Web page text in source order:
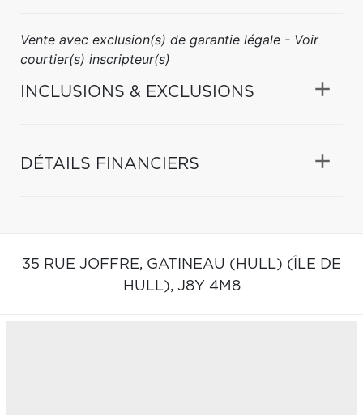
Vente avec exclusion(s) de garantie légale - Voir
courtier(s) inscripteur(s)
INCLUSIONS & EXCLUSIONS
DÉTAILS FINANCIERS
35 RUE JOFFRE, GATINEAU (HULL) (ÎLE DE
HULL), J8Y 4M8